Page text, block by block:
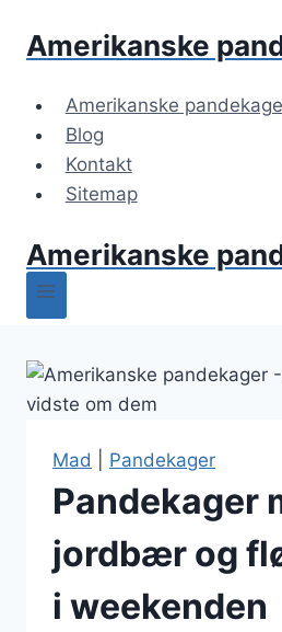
Amerikanske
Amerikanske
Blog
Kontakt
Sitemap
Amerikanske
Mad Pandekager
Pandekager
jordbær og
i weekenden